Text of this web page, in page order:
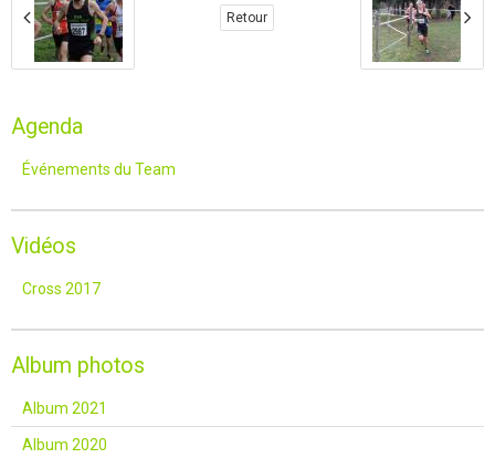
Retour
Agenda
Événements du Team
Vidéos
Cross 2017
Album photos
Album 2021
Album 2020